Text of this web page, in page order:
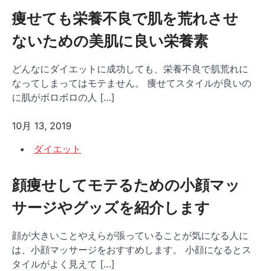
痩せても栄養不良で肌を荒れさせ
ないための美肌に良い栄養素
どんなにダイエットに成功しても、栄養不良で肌荒れに
なってしまってはモテません。 痩せてスタイルが良いの
に肌がボロボロの人 […]
10月 13, 2019
ダイエット
顔痩せしてモテるための小顔マッ
サージやグッズを紹介します
顔が大きいことやえらが張っていることが気になる人に
は、小顔マッサージをおすすめします。 小顔になるとス
タイルがよく見えて […]